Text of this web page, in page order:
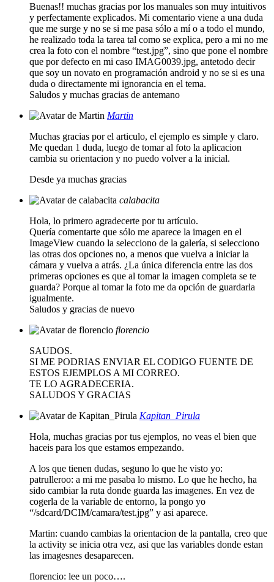
Buenas!! muchas gracias por los manuales son muy intuitivos
y perfectamente explicados. Mi comentario viene a una duda
que me surge y no se si me pasa sólo a mí o a todo el mundo,
he realizado toda la tarea tal como se explica, pero a mi no me
crea la foto con el nombre “test.jpg”, sino que pone el nombre
que por defecto en mi caso IMAG0039.jpg, antetodo decir
que soy un novato en programación android y no se si es una
duda o directamente mi ignorancia en el tema.
Saludos y muchas gracias de antemano
Martin
Muchas gracias por el articulo, el ejemplo es simple y claro.
Me quedan 1 duda, luego de tomar al foto la aplicacion
cambia su orientacion y no puedo volver a la inicial.
Desde ya muchas gracias
calabacita
Hola, lo primero agradecerte por tu artículo.
Quería comentarte que sólo me aparece la imagen en el
ImageView cuando la selecciono de la galería, si selecciono
las otras dos opciones no, a menos que vuelva a iniciar la
cámara y vuelva a atrás. ¿La única diferencia entre las dos
primeras opciones es que al tomar la imagen completa se te
guarda? Porque al tomar la foto me da opción de guardarla
igualmente.
Saludos y gracias de nuevo
florencio
SAUDOS.
SI ME PODRIAS ENVIAR EL CODIGO FUENTE DE
ESTOS EJEMPLOS A MI CORREO.
TE LO AGRADECERIA.
SALUDOS Y GRACIAS
Kapitan_Pirula
Hola, muchas gracias por tus ejemplos, no veas el bien que
haceis para los que estamos empezando.
A los que tienen dudas, seguno lo que he visto yo:
patrulleroo: a mi me pasaba lo mismo. Lo que he hecho, ha
sido cambiar la ruta donde guarda las imagenes. En vez de
cogerla de la variable de entorno, la pongo yo
“/sdcard/DCIM/camara/test.jpg” y asi aparece.
Martin: cuando cambias la orientacion de la pantalla, creo que
la activity se inicia otra vez, asi que las variables donde estan
las imagesnes desaparecen.
florencio: lee un poco….